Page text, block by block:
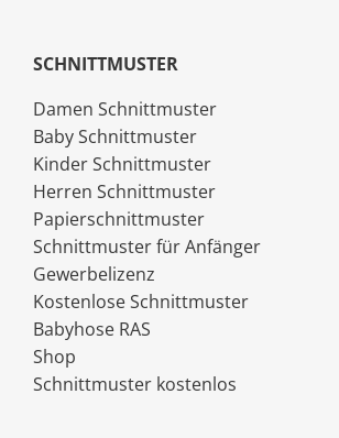
SCHNITTMUSTER
Damen Schnittmuster
Baby Schnittmuster
Kinder Schnittmuster
Herren Schnittmuster
Papierschnittmuster
Schnittmuster für Anfänger
Gewerbelizenz
Kostenlose Schnittmuster
Babyhose RAS
Shop
Schnittmuster kostenlos